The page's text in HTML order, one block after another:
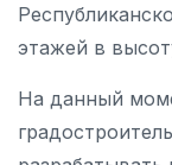
этажей в
На данный